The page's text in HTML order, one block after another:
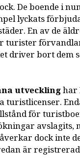
De boende i
lyckats
En av de
turister
driver bort dem
utvecklinghar
för
avslagits,
dock inte
är